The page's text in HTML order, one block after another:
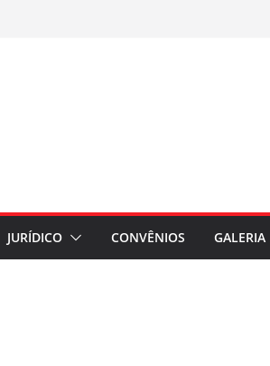
JURÍDICO CONVÊNIOS GALERIA